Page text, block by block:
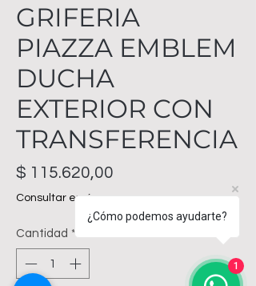
GRIFERIA
PIAZZA EMBLEM
DUCHA
EXTERIOR CON
TRANSFERENCIA
$ 115.620,00
Consultar envíos
Cantidad *
¿Cómo podemos ayudarte?
1